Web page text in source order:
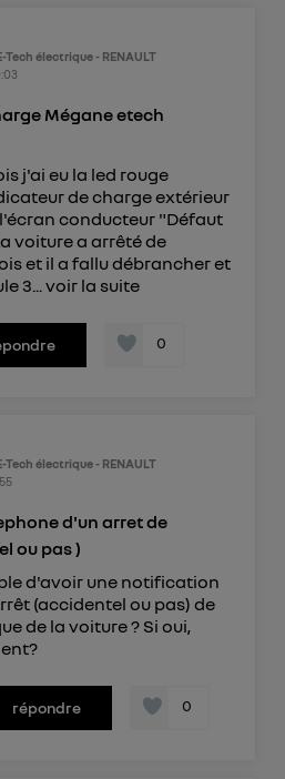
Tech électrique - RENAULT
Mégane etech
j'ai eu la led rouge
de charge extérieur
conducteur "Défaut
voiture a arrêté de
et il a fallu débrancher et
3... voir la suite
0
Tech électrique - RENAULT
d'un arret de
ou pas )
d'avoir une notification
(accidentel ou pas) de
de la voiture ? Si oui,
répondre 0